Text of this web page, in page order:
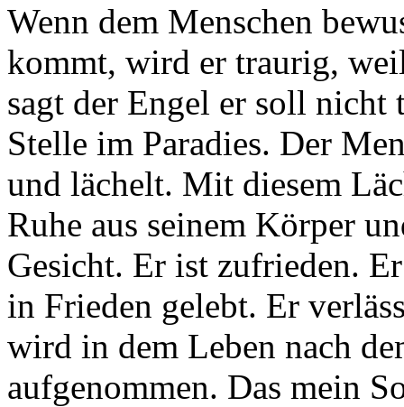
Wenn dem Menschen
kommt, wird er traurig,
sagt der Engel er soll nicht
Stelle im Paradies. Der
und lächelt. Mit diesem
Ruhe aus seinem Körper
Gesicht. Er ist zufrieden.
in Frieden gelebt. Er
wird in dem Leben nach
aufgenommen. Das mein